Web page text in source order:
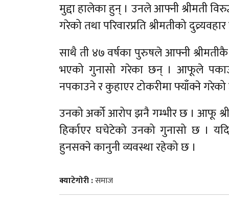
मुद्दा हालेका हुन् । उनले आफ्नी श्रीमती
गरेको तथा परिवारप्रति श्रीमतीको
साथै ती ४७ वर्षका पुरुषले आफ्नी
भएको गुनासो गरेका छन् । आफूले
नपकाउने र कुहाएर टोकरीमा फ्याँक्ने
उनको अर्को आरोप झनै गम्भीर छ । आफू
हिर्काएर घचेटेको उनको गुनासो छ ।
हुनसक्ने कानुनी व्यवस्था रहेको छ ।
क्याटेगोरी :समाज